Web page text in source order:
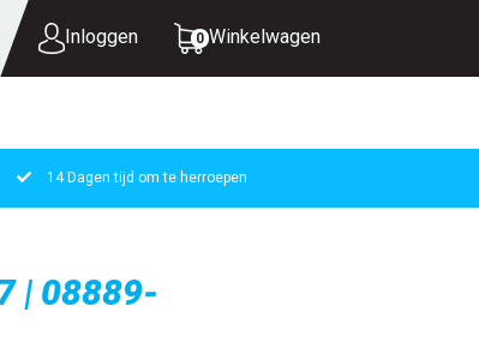
Inloggen 0 Winkelwagen
UW WINKELWAGEN IS LEEG.
14 Dagen tijd om te herroepen
| 08889-